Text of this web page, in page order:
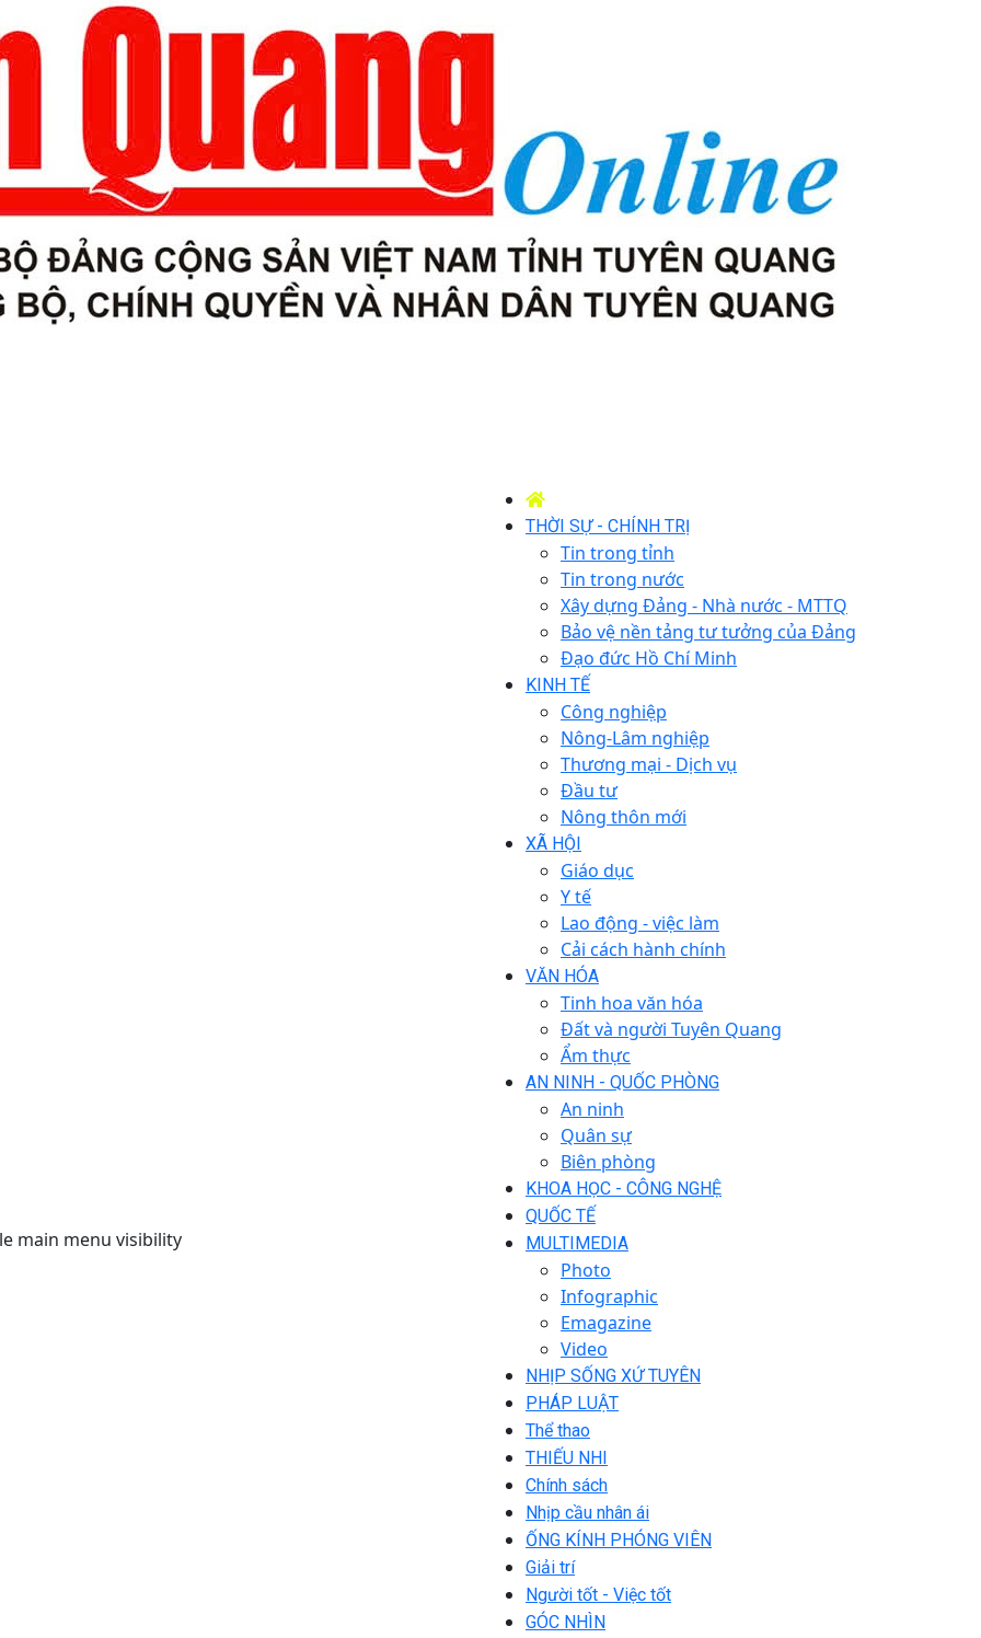
main menu visibility
THỜI SỰ - CHÍNH TRỊ
Tin trong tỉnh
Tin trong nước
Xây dựng Đảng - Nhà nước - MTTQ
Bảo vệ nền tảng tư tưởng của Đảng
Đạo đức Hồ Chí Minh
KINH TẾ
Công nghiệp
Nông-Lâm nghiệp
Thương mại - Dịch vụ
Đầu tư
Nông thôn mới
XÃ HỘI
Giáo dục
Y tế
Lao động - việc làm
Cải cách hành chính
VĂN HÓA
Tinh hoa văn hóa
Đất và người Tuyên Quang
Ẩm thực
AN NINH - QUỐC PHÒNG
An ninh
Quân sự
Biên phòng
KHOA HỌC - CÔNG NGHỆ
QUỐC TẾ
MULTIMEDIA
Photo
Infographic
Emagazine
Video
NHỊP SỐNG XỨ TUYÊN
PHÁP LUẬT
Thể thao
THIẾU NHI
Chính sách
Nhịp cầu nhân ái
ỐNG KÍNH PHÓNG VIÊN
Giải trí
Người tốt - Việc tốt
GÓC NHÌN